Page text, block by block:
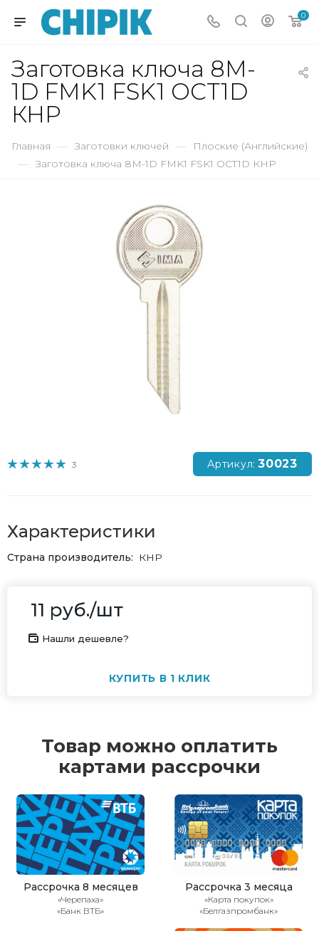
0
Заготовка ключа 8M-
1D FMK1 FSK1 OCT1D
КНР
Главная — Заготовки ключей — Плоские (Английские)
— Заготовка ключа 8M-1D FMK1 FSK1 OCT1D КНР
3 Артикул: 30023
Характеристики
Страна производитель КНР
11 руб./шт
Нашли дешевле?
КУПИТЬ В 1 КЛИК
Товар можно оплатить
картами рассрочки
Рассрочка 8 месяцев
«Черепаха»
«Банк ВТБ»
Рассрочка 3 месяца
«Карта покупок»
«Белгазпромбанк»